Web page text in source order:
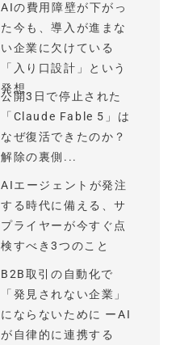
AIの費用障壁が下がっ
た今も、導入が進まな
い企業に欠けている
「入り口設計」という
発想
公開3日で停止された
「Claude Fable 5」は
なぜ復活できたのか？
解除の裏側...
AIエージェントが発注
する時代に備える、サ
プライヤーが今すぐ点
検すべき3つのこと
B2B取引の自動化で
「発見されない企業」
にならないために ーAI
が自律的に連携する